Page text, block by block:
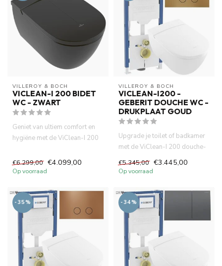
VILLEROY & BOCH
VICLEAN-I 200 BIDET
WC - ZWART
Geniet van ultiem comfort en
hygiëne met de ViClean-I 200
€6.299,00 €4.099,00
Op voorraad
VILLEROY & BOCH
VICLEAN-I200 -
GEBERIT DOUCHE WC -
DRUKPLAAT GOUD
Upgrade je toilet of badkamer
met de ViClean-I 200 douche-
wc, het betrouwbare Ge...
€5.345,00 €3.445,00
Op voorraad
-35% -34%